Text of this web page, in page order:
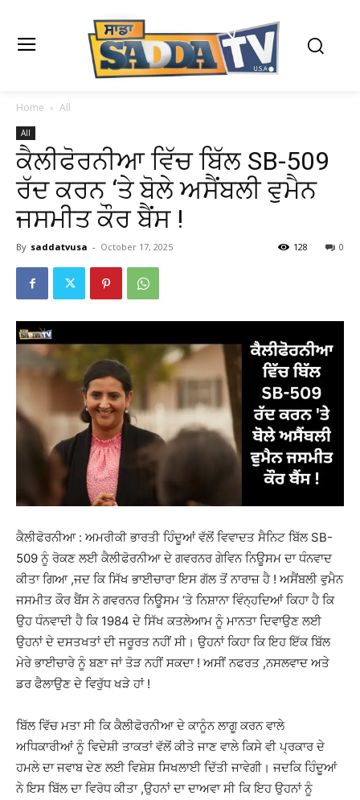
Home All
All
ਕੈਲੀਫੋਰਨੀਆ ਵਿੱਚ ਬਿੱਲ SB-509
ਰੱਦ ਕਰਨ ‘ਤੇ ਬੋਲੇ ਅਸੈਂਬਲੀ ਵੁਮੈਨ
ਜਸਮੀਤ ਕੌਰ ਬੈਂਸ !
By saddatvusa - October 17, 2025 0
128
ਕੈਲੀਫੋਰਨੀਆ : ਅਮਰੀਕੀ ਭਾਰਤੀ ਹਿੰਦੂਆਂ ਵੱਲੋਂ ਵਿਵਾਦਤ ਸੈਨਿਟ ਬਿੱਲ SB-
509 ਨੂੰ ਰੋਕਣ ਲਈ ਕੈਲੀਫੋਰਨੀਆ ਦੇ ਗਵਰਨਰ ਗੇਵਿਨ ਨਿਊਸਮ ਦਾ ਧੰਨਵਾਦ
ਕੀਤਾ ਗਿਆ ,ਜਦ ਕਿ ਸਿੱਖ ਭਾਈਚਾਰਾ ਇਸ ਗੱਲ ਤੋਂ ਨਾਰਾਜ਼ ਹੈ ! ਅਸੈਂਬਲੀ ਵੁਮੈਨ
ਜਸਮੀਤ ਕੌਰ ਬੈਂਸ ਨੇ ਗਵਰਨਰ ਨਿਊਸਮ ‘ਤੇ ਨਿਸ਼ਾਨਾ ਵਿੰਨ੍ਹਦਿਆਂ ਕਿਹਾ ਹੈ ਕਿ
ਉਹ ਧੰਨਵਾਦੀ ਹੈ ਕਿ 1984 ਦੇ ਸਿੱਖ ਕਤਲੇਆਮ ਨੂੰ ਮਾਨਤਾ ਦਿਵਾਉਣ ਲਈ
ਉਹਨਾਂ ਦੇ ਦਸਤਖਤਾਂ ਦੀ ਜਰੂਰਤ ਨਹੀਂ ਸੀ। ਉਹਨਾਂ ਕਿਹਾ ਕਿ ਇਹ ਇੱਕ ਬਿੱਲ
ਮੇਰੇ ਭਾਈਚਾਰੇ ਨੂੰ ਬਣਾ ਜਾਂ ਤੋੜ ਨਹੀਂ ਸਕਦਾ ! ਅਸੀਂ ਨਫਰਤ ,ਨਸਲਵਾਦ ਅਤੇ
ਡਰ ਫੈਲਾਉਣ ਦੇ ਵਿਰੁੱਧ ਖੜੇ ਹਾਂ !
ਬਿੱਲ ਵਿੱਚ ਮਤਾ ਸੀ ਕਿ ਕੈਲੀਫੋਰਨੀਆ ਦੇ ਕਾਨੂੰਨ ਲਾਗੂ ਕਰਨ ਵਾਲੇ
ਅਧਿਕਾਰੀਆਂ ਨੂੰ ਵਿਦੇਸ਼ੀ ਤਾਕਤਾਂ ਵੱਲੋਂ ਕੀਤੇ ਜਾਣ ਵਾਲੇ ਕਿਸੇ ਵੀ ਪ੍ਰਕਾਰ ਦੇ
ਹਮਲੇ ਦਾ ਜਵਾਬ ਦੇਣ ਲਈ ਵਿਸ਼ੇਸ਼ ਸਿਖਲਾਈ ਦਿੱਤੀ ਜਾਵੇਗੀ। ਜਦਕਿ ਹਿੰਦੂਆਂ
ਨੇ ਇਸ ਬਿੱਲ ਦਾ ਵਿਰੋਧ ਕੀਤਾ ,ਉਹਨਾਂ ਦਾ ਦਾਅਵਾ ਸੀ ਕਿ ਇਹ ਉਹਨਾਂ ਨੂੰ